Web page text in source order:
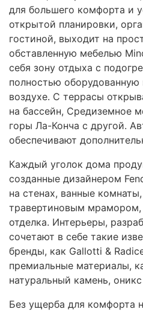
для большего комфорта и
открытой планировки,
гостиной, выходит на
обставленную мебелью
себя зону отдыха с
полностью
воздухе. С террасы
на бассейн, Средиземное
горы Ла-Конча с другой.
обеспечивают
Каждый уголок дома
созданные дизайнером
на стенах, ванные
травертиновым мрамором,
отделка. Интерьеры,
сочетают в себе такие
бренды, как Gallotti &
премиальные материалы,
натуральный камень,
Без ущерба для комфорта